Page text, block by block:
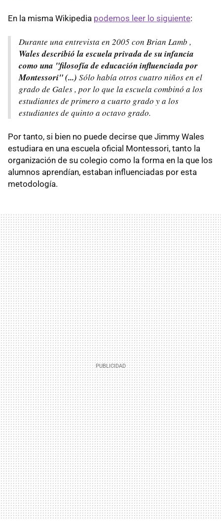
En la misma Wikipedia podemos leer lo siguiente:
Durante una entrevista en 2005 con Brian Lamb ,
Wales describió la escuela privada de su infancia
como una "filosofía de educación influenciada por
Montessori" (...) Sólo había otros cuatro niños en el
grado de Gales , por lo que la escuela combinó a los
estudiantes de primero a cuarto grado y a los
estudiantes de quinto a octavo grado.
Por tanto, si bien no puede decirse que Jimmy Wales
estudiara en una escuela oficial Montessori, tanto la
organización de su colegio como la forma en la que los
alumnos aprendían, estaban influenciadas por esta
metodología.